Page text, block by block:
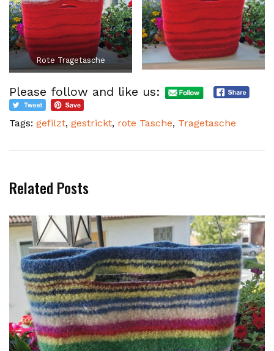
Rote Tragetasche
Please follow and like us:
Tags: gefilzt, gestrickt, rote Tasche, Tragetasche
Related Posts